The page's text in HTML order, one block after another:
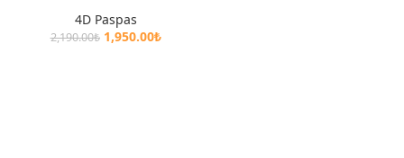
4D Paspas
2,190.00₺ 1,950.00₺